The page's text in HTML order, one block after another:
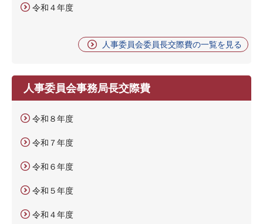
令和４年度
人事委員会委員長交際費の一覧を見る
人事委員会事務局長交際費
令和８年度
令和７年度
令和６年度
令和５年度
令和４年度